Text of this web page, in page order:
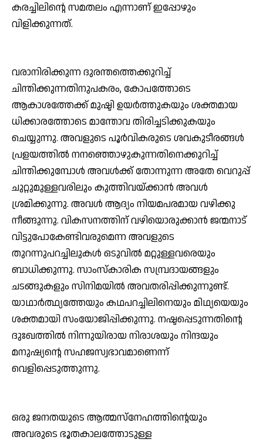
കരച്ചിലിന്റെ സമതലം എന്നാണ് ഇപ്പോഴും
വിളിക്കുന്നത്.
വരാനിരിക്കുന്ന ദുരന്തത്തെക്കുറിച്ച്
ചിന്തിക്കുന്നതിനുപകരം, കോപത്തോടെ
ആകാശത്തേക്ക് മുഷ്ടി ഉയര്‍ത്തുകയും ശക്തമായ
ധിക്കാരത്തോടെ മാന്തോവ തിരിച്ചടിക്കുകയും
ചെയ്യുന്നു. അവളുടെ പൂര്‍വികരുടെ ശവകുടീരങ്ങള്‍
പ്രളയത്തില്‍ നനഞ്ഞൊഴുകുന്നതിനെക്കുറിച്ച്
ചിന്തിക്കുമ്പോള്‍ അവള്‍ക്ക് തോന്നുന്ന അതേ വെറുപ്പ്
ചുറ്റുമുള്ളവരിലും കുത്തിവയ്ക്കാന്‍ അവള്‍
ശ്രമിക്കുന്നു. അവള്‍ ആദ്യം നിയമപരമായ വഴിക്കു
നീങ്ങുന്നു. വികസനത്തിന് വഴിയൊരുക്കാന്‍ ജന്മനാട്
വിട്ടുപോകേണ്ടിവരുമെന്ന അവളുടെ
തുറന്നുപറച്ചിലുകള്‍ ഒടുവില്‍ മറ്റുള്ളവരെയും
ബാധിക്കുന്നു. സാംസ്‌കാരിക സമ്പ്രദായങ്ങളും
ചടങ്ങുകളും സിനിമയില്‍ അവതരിപ്പിക്കുന്നുണ്ട്.
യാഥാര്‍ത്ഥ്യത്തേയും കഥപറച്ചിലിനെയും മിഥ്യയെയും
ശക്തമായി സംയോജിപ്പിക്കുന്നു. നഷ്ടപ്പെടുന്നതിന്റെ
ദുഃഖത്തില്‍ നിന്നുയിരായ നിരാശയും നിന്ദയും
മനുഷ്യന്റെ സഹജസ്വഭാവമാണെന്ന്
വെളിപ്പെടുത്തുന്നു.
ഒരു ജനതയുടെ ആത്മസ്നേഹത്തിന്റെയും
അവരുടെ ഭൂതകാലത്തോടുള്ള